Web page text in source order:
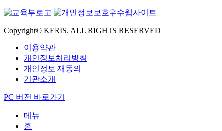
Copyright© KERIS. ALL RIGHTS RESERVED
이용약관
개인정보처리방침
개인정보 재동의
기관소개
PC 버전 바로가기
메뉴
홈